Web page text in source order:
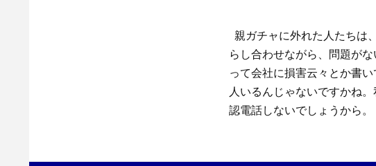
親ガチャに外れた人たちは
らし合わせながら、問題が
って会社に損害云々とか書
人いるんじゃないですかね
認電話しないでしょうから。